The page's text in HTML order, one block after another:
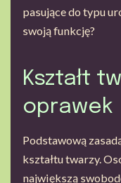
pasujące do typu
swoją funkcję?
Kształt
oprawek
Podstawową
kształtu twarzy.
największą